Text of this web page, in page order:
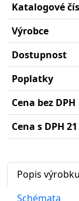
Katalogové
Výrobce
Dostupnost
Poplatky
Cena bez DPH
Cena s DPH
Popis výrobku
Schémata